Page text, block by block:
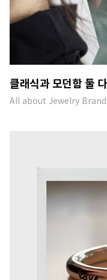
클래식과 모던함 둘
All about Jewelry Brand